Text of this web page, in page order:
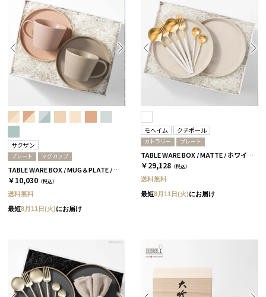
サクザン
プレート マグカップ
TABLE WARE BOX / MUG＆PLATE / グレージュ＆コーラルベージュ［サクザン×HYACCA］
￥10,030 （税込）
送料無料
最短8月11日(火)にお届け
モヘイム クチポール
カトラリー プレート
TABLE WARE BOX / MATTE / ホワイト&ホワイトゴールド
￥29,128 （税込）
送料無料
最短8月11日(火)にお届け